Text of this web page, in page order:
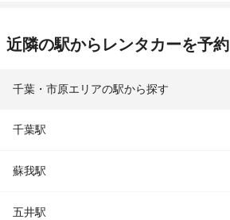
近隣の駅からレンタカーを予約
千葉・市原エリアの駅から探す
千葉駅
蘇我駅
五井駅